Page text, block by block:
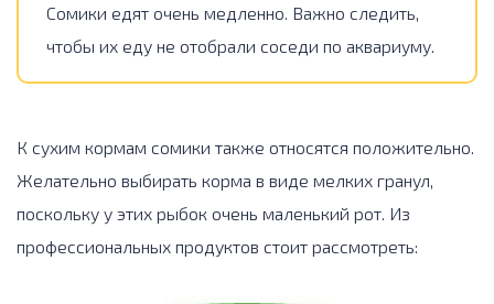
Сомики едят очень медленно. Важно следить,
чтобы их еду не отобрали соседи по аквариуму.
К сухим кормам сомики также относятся положительно.
Желательно выбирать корма в виде мелких гранул,
поскольку у этих рыбок очень маленький рот. Из
профессиональных продуктов стоит рассмотреть: